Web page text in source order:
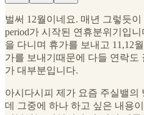
벌써 12월이네요. 매년 그렇듯
period가 시작된 연휴분위기입
을 다니며 휴가를 보내고 11,12
가를 보내기때문에 다들 연락도
가 대부분입니다.
아시다시피 제가 요즘 주실밸의
데 그중에 하나 하고 싶은 내용